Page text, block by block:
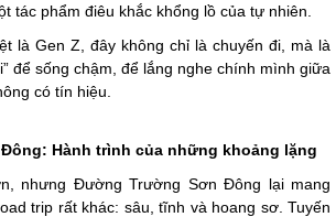
tác phẩm điêu khắc khổng lồ của tự nhiên.
là Gen Z, đây không chỉ là chuyến đi, mà là
để sống chậm, để lắng nghe chính mình giữa
có tín hiệu.
Hành trình của những khoảng lặng
nhưng Đường Trường Sơn Đông lại mang
trip rất khác: sâu, tĩnh và hoang sơ. Tuyến